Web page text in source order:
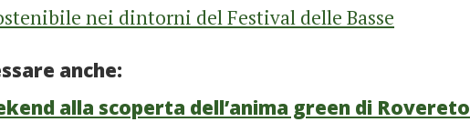
nei dintorni del Festival delle Basse
anche:
alla scoperta dell’anima green di Rovereto